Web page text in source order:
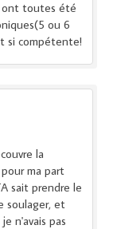
ont toutes été
ou 6
si compétente!
la
ma part
sait prendre le
soulager, et
n'avais pas